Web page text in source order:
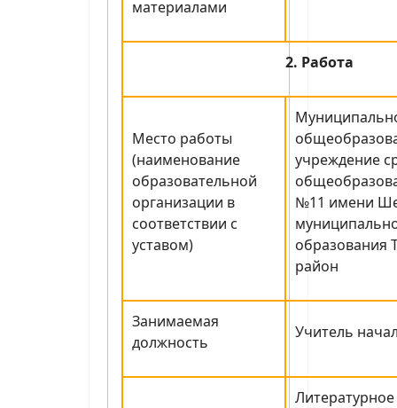
материалами
2. Работа
Место работы
(наименование
образовательной
организации в
соответствии с
уставом)
учреждение
№11 имени
образования
район
Занимаемая
должность
Учитель